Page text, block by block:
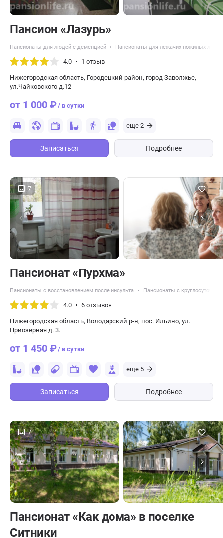
Пансион «Лазурь»
Пансионаты для людей с деменцией Пансионаты для лежачих пожилых
4.0 1 отзыв
Нижегородская область, Городецкий район, город Заволжье,
ул.Чайковского д.12
от 1 000 ₽/ в сутки
еще 2
Записаться Подробнее
7
Пансионат «Пурхма»
Пансионаты с восстановлением после инсульта Пансионаты с
4.0 6 отзывов
Нижегородская область, Володарский р-н, пос. Ильино, ул.
Приозерная д. 3.
от 1 450 ₽/ в сутки
еще 5
Записаться Подробнее
7
Пансионат «Как дома» в поселке
Ситники